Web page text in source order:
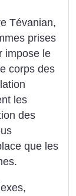
Tévanian,
prises
impose le
corps des
les
des
que les